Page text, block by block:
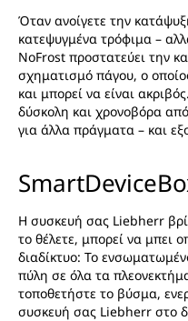
Όταν ανοίγετε την
κατεψυγμένα τρόφιμα –
NoFrost προστατεύει την
σχηματισμό πάγου, ο
και μπορεί να είναι
δύσκολη και χρονοβόρα
για άλλα πράγματα – και
Η συσκευή σας Liebherr
το θέλετε, μπορεί να μπει
διαδίκτυο: Το
πύλη σε όλα τα
τοποθετήστε το βύσμα,
συσκευή σας Liebherr στο